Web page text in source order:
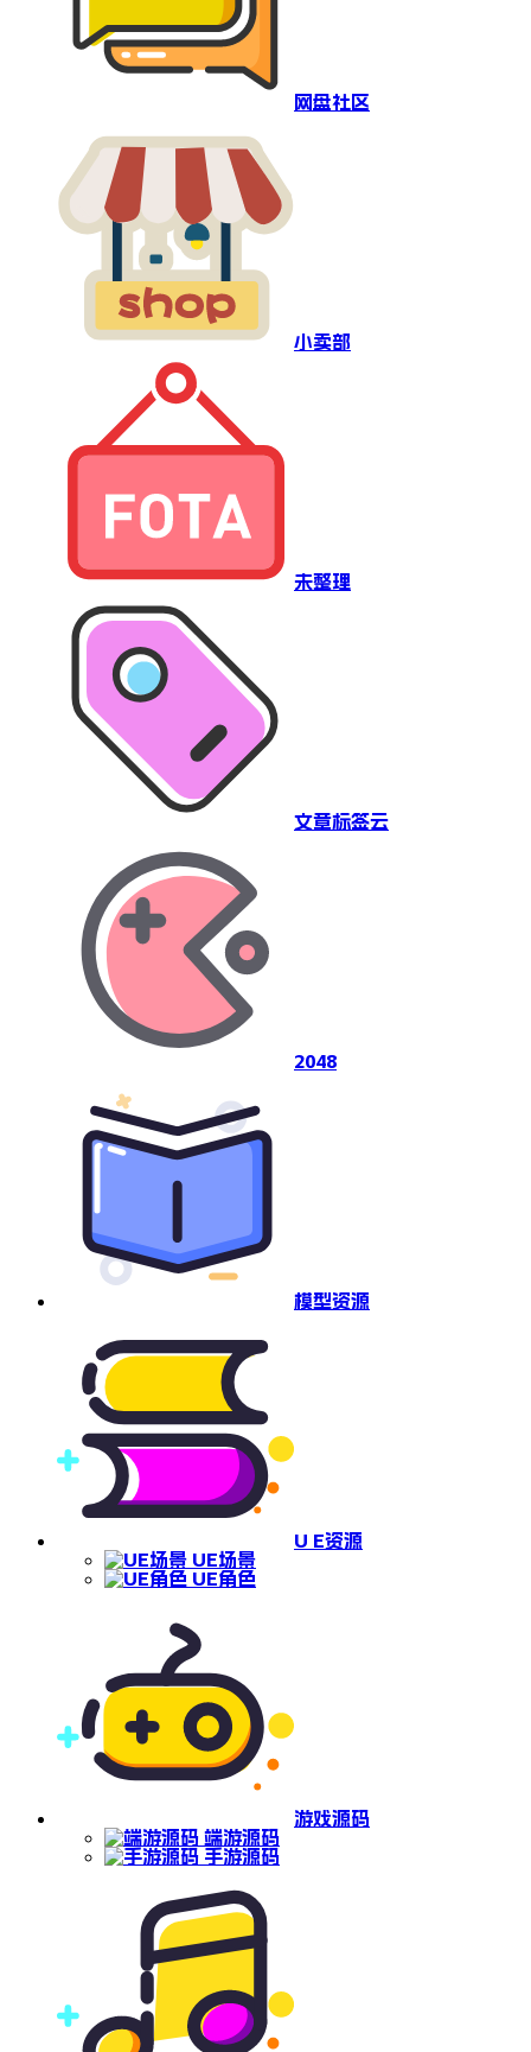
网盘社区
小卖部
未整理
文章标签云
2048
模型资源
U E资源
UE场景
UE角色
游戏源码
端游源码
手游源码